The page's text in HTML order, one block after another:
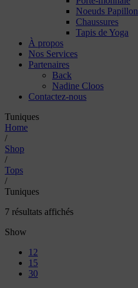
Noeuds Papillon
Chaussures
Tapis de Yoga
À propos
Nos Services
Partenaires
Back
Nadine Cloos
Contactez-nous
Tuniques
Home
/
Shop
/
Tops
/
Tuniques
7 résultats affichés
Show
12
15
30